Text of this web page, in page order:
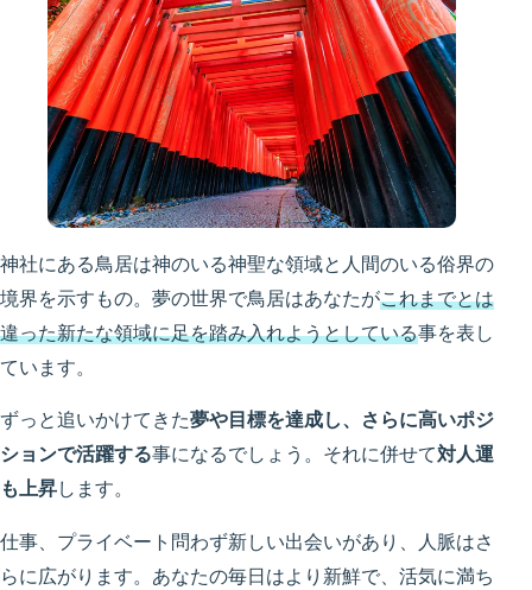
神社にある鳥居は神のいる神聖な領域と人間のいる俗界の
境界を示すもの。夢の世界で鳥居はあなたがこれまでとは
違った新たな領域に足を踏み入れようとしている事を表し
ています。
ずっと追いかけてきた夢や目標を達成し、さらに高いポジ
ションで活躍する事になるでしょう。それに併せて対人運
も上昇します。
仕事、プライベート問わず新しい出会いがあり、人脈はさ
らに広がります。あなたの毎日はより新鮮で、活気に満ち